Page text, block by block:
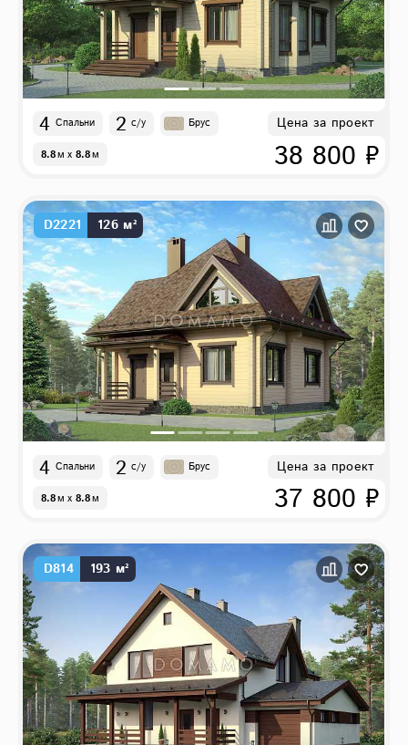
4 Спальни 2 с/у Брус
8.8м x 8.8м
Цена за проект
38 800 ₽
D2221 126 м²
4 Спальни 2 с/у Брус
8.8м x 8.8м
Цена за проект
37 800 ₽
D814 193 м²